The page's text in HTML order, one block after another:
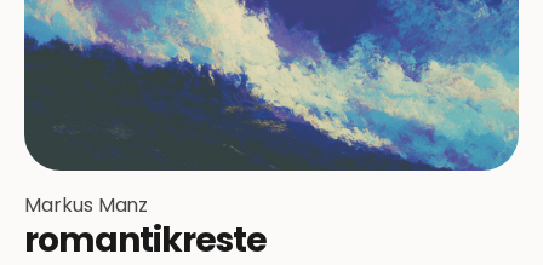
Markus Manz
romantikreste